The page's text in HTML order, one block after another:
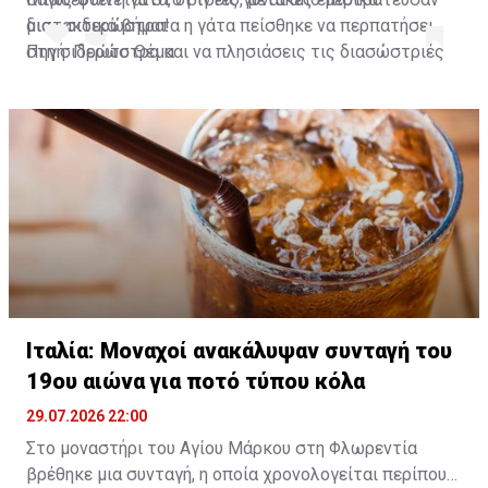
A post shared by Habertürk TV (@haberturktv)
μια... σιδερώστρα!
διστακτικά βήματα η γάτα πείσθηκε να περπατήσει
στη σιδερώστρα και να πλησιάσεις τις διασώστριές
Πηγή: Πρώτο Θέμα
Ιταλία: Μοναχοί ανακάλυψαν συνταγή του
19ου αιώνα για ποτό τύπου κόλα
29.07.2026 22:00
Στο μοναστήρι του Αγίου Μάρκου στη Φλωρεντία
βρέθηκε μια συνταγή, η οποία χρονολογείται περίπου